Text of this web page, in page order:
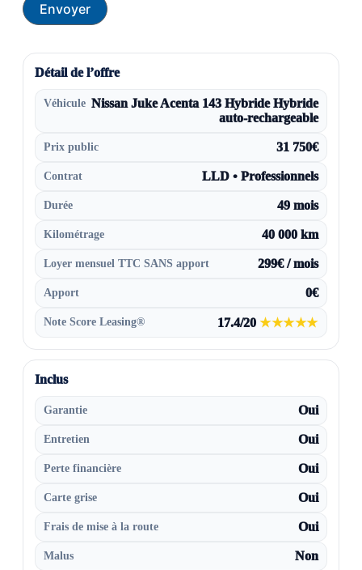
Envoyer
Détail de l’offre
Véhicule Nissan Juke Acenta 143 Hybride Hybride
auto-rechargeable
Prix public 31 750€
Contrat LLD • Professionnels
Durée 49 mois
Kilométrage 40 000 km
Loyer mensuel TTC SANS apport 299€ / mois
Apport 0€
Note Score Leasing® 17.4/20★★★★★
Inclus
Garantie Oui
Entretien Oui
Perte financière Oui
Carte grise Oui
Frais de mise à la route Oui
Malus Non